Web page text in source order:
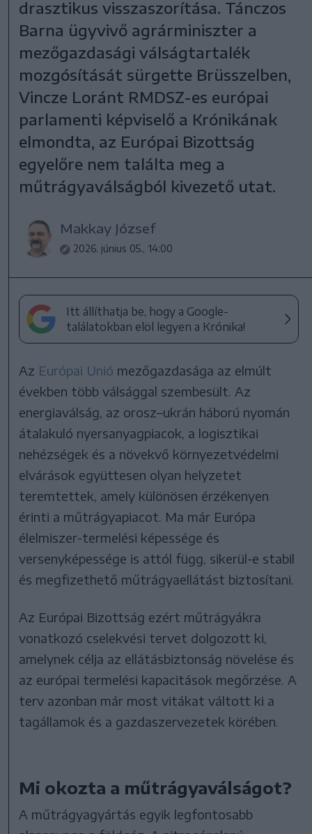
drasztikus visszaszorítása. Tánczos
Barna ügyvivő agrárminiszter a
mezőgazdasági válságtartalék
mozgósítását sürgette Brüsszelben,
Vincze Loránt RMDSZ-es európai
parlamenti képviselő a Krónikának
elmondta, az Európai Bizottság
egyelőre nem találta meg a
műtrágyaválságból kivezető utat.
Makkay József
2026. június 05., 14:00
Itt állíthatja be, hogy a Google-
találatokban elöl legyen a Krónika!
Az Európai Unió mezőgazdasága az elmúlt
években több válsággal szembesült. Az
energiaválság, az orosz–ukrán háború nyomán
átalakuló nyersanyagpiacok, a logisztikai
nehézségek és a növekvő környezetvédelmi
elvárások együttesen olyan helyzetet
teremtettek, amely különösen érzékenyen
érinti a műtrágyapiacot. Ma már Európa
élelmiszer-termelési képessége és
versenyképessége is attól függ, sikerül-e stabil
és megfizethető műtrágyaellátást biztosítani.
Az Európai Bizottság ezért műtrágyákra
vonatkozó cselekvési tervet dolgozott ki,
amelynek célja az ellátásbiztonság növelése és
az európai termelési kapacitások megőrzése. A
terv azonban már most vitákat váltott ki a
tagállamok és a gazdaszervezetek körében.
Mi okozta a műtrágyaválságot?
A műtrágyagyártás egyik legfontosabb